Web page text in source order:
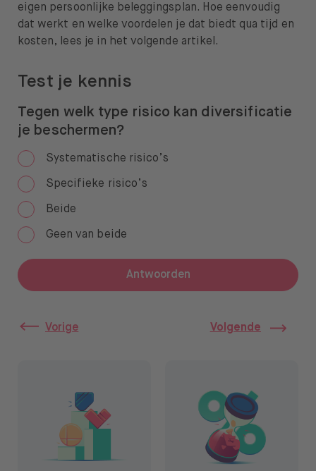
eigen persoonlijke beleggingsplan. Hoe eenvoudig
dat werkt en welke voordelen je dat biedt qua tijd en
kosten, lees je in het volgende artikel.
Test je kennis
Tegen welk type risico kan diversificatie
je beschermen?
Systematische risico’s
Specifieke risico’s
Beide
Geen van beide
Antwoorden
Vorige Volgende